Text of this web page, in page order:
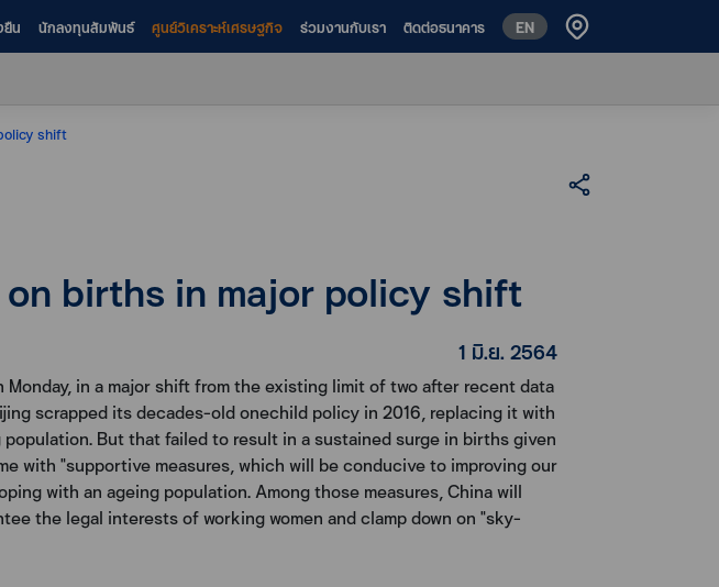
ยืน นักลงทุนสัมพันธ์ ศูนย์วิเคราะห์เศรษฐกิจ ร่วมงานกับเรา ติดต่อธนาคาร EN
shift
births in major policy shift
1 มิ.ย. 2564
in a major shift from the existing limit of two after recent data
scrapped its decades-old onechild policy in 2016, replacing it with
But that failed to result in a sustained surge in births given
with "supportive measures, which will be conducive to improving our
with an ageing population. Among those measures, China will
the legal interests of working women and clamp down on "sky-